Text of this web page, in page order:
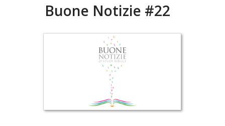
Buone Notizie #22
CHI SIAMO
CORSI
LINK UTILI